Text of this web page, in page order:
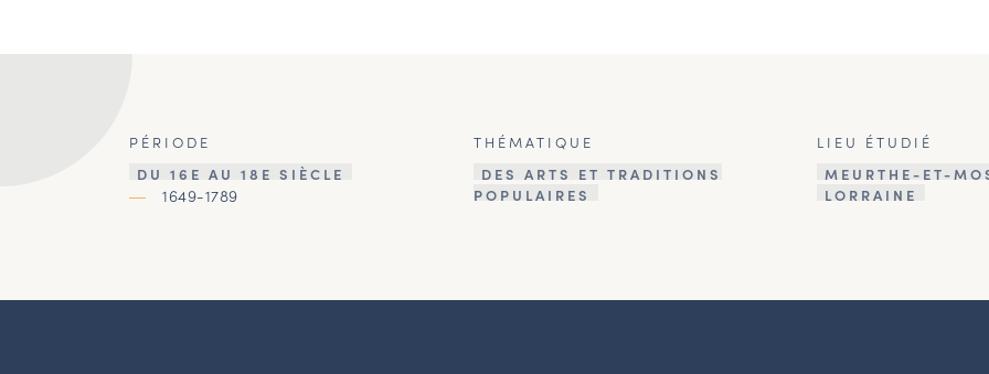
PÉRIODE
DU 16E AU 18E SIÈCLE
1649-1789
THÉMATIQUE
DES ARTS ET TRADITIONS
POPULAIRES
LIEU ÉTUDIÉ
MEURTHE-ET-
LORRAINE